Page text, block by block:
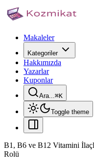
Makaleler
Kategoriler
Hakkımızda
Yazarlar
Kuponlar
Ara...⌘K
Toggle theme
B1, B6 ve B12 Vitamini
Rolü